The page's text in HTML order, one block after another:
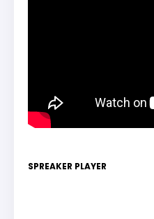
SPREAKER PLAYER